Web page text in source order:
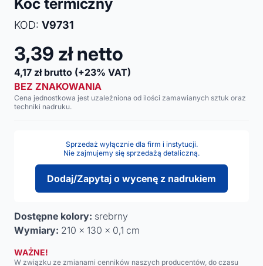
Koc termiczny
KOD: V9731
3,39 zł netto
4,17 zł brutto (+23% VAT)
BEZ ZNAKOWANIA
Cena jednostkowa jest uzależniona od ilości zamawianych sztuk oraz
techniki nadruku.
Sprzedaż wyłącznie dla firm i instytucji.
Nie zajmujemy się sprzedażą detaliczną.
Dodaj/Zapytaj o wycenę z nadrukiem
Dostępne kolory: srebrny
Wymiary: 210 x 130 x 0,1 cm
WAŻNE!
W związku ze zmianami cenników naszych producentów, do czasu